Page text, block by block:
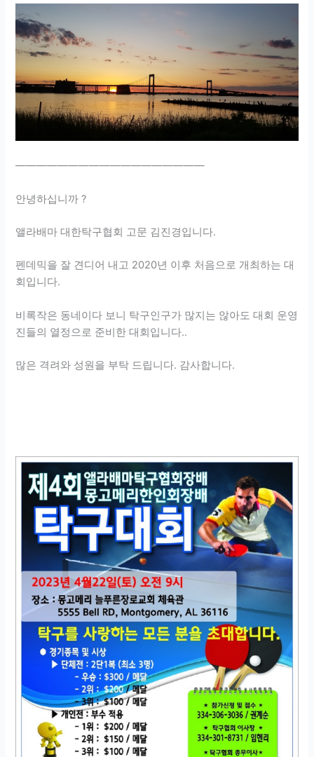
——————————————————
안녕하십니까 ?
앨라배마 대한탁구협회 고문 김진경입니다.
펜데믹을 잘 견디어 내고 2020년 이후 처음으로 개최하는 대
회입니다.
비록작은 동네이다 보니 탁구인구가 많지는 않아도 대회 운영
진들의 열정으로 준비한 대회입니다..
많은 격려와 성원을 부탁 드립니다. 감사합니다.